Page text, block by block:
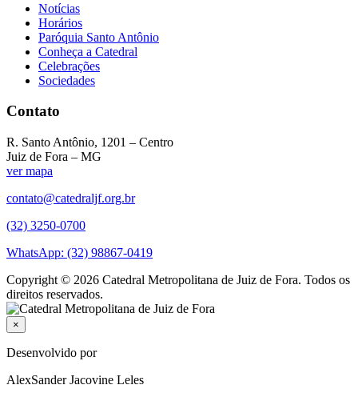
Notícias
Horários
Paróquia Santo Antônio
Conheça a Catedral
Celebrações
Sociedades
Contato
R. Santo Antônio, 1201 – Centro
Juiz de Fora – MG
ver mapa
contato@catedraljf.org.br
(32) 3250-0700
WhatsApp: (32) 98867-0419
Copyright © 2026 Catedral Metropolitana de Juiz de Fora. Todos os
direitos reservados.
×
Desenvolvido por
AlexSander Jacovine Leles